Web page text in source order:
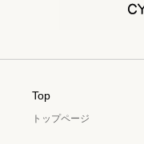
Top
トップページ